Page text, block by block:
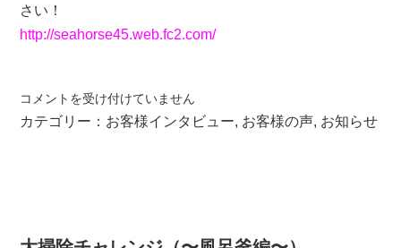
さい！
http://seahorse45.web.fc2.com/
お
客
ュ
コメントを受け付けていません
カテゴリー： お客様インタビュー, お客様の声, お知らせ